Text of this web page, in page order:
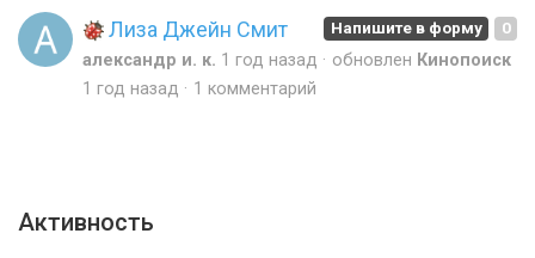
0
Напишите в форму
Лиза Джейн Смит
александр и. к. 1 год назад обновлен Кинопоиск
1 год назад
1 комментарий
Активность